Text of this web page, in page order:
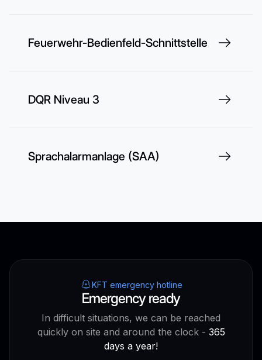
Feuerwehr-Bedienfeld-Schnittstelle
DQR Niveau 3
Sprachalarmanlage (SAA)
KFT emergency hotline
Emergency ready
In difficult situations, we can be reached
quickly on site and around the clock - 365
days a year!